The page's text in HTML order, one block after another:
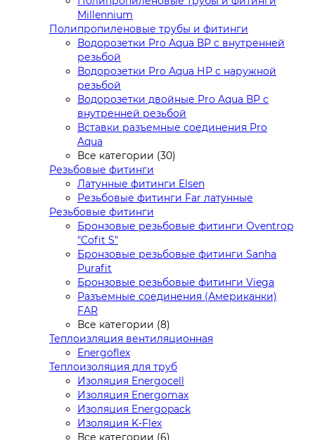
Millennium
Полипропиленовые трубы и фитинги
Водорозетки Pro Aqua ВР с внутренней
резьбой
Водорозетки Pro Aqua НР с наружной
резьбой
Водорозетки двойные Pro Aqua ВР с
внутренней резьбой
Вставки разъемные соединения Pro
Aqua
Все категории (30)
Резьбовые фитинги
Латунные фитинги Elsen
Резьбовые фитинги Far латунные
Резьбовые фитинги
Бронзовые резьбовые фитинги Oventrop
"Cofit S"
Бронзовые резьбовые фитинги Sanha
Purafit
Бронзовые резьбовые фитинги Viega
Разъемные соединения (Американки)
FAR
Все категории (8)
Теплоизляция вентиляционная
Energoflex
Теплоизоляция для труб
Изоляция Energocell
Изоляция Energomax
Изоляция Energopack
Изоляция K-Flex
Все категории (6)